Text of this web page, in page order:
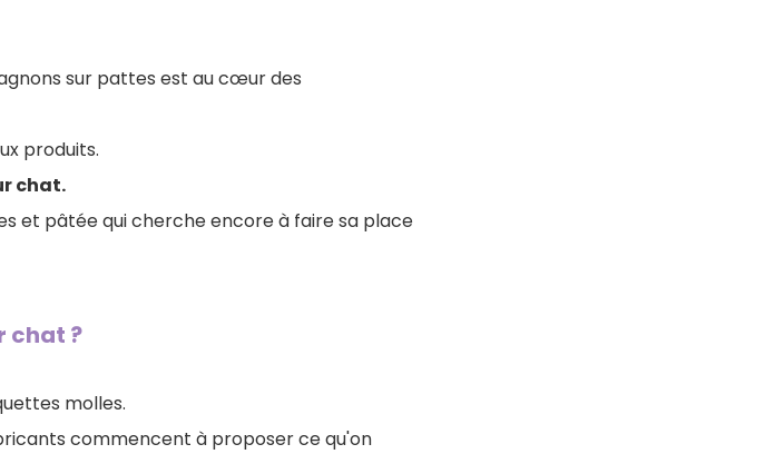
sur pattes est au cœur des
produits.
chat.
et pâtée qui cherche encore à faire sa place
chat ?
molles.
commencent à proposer ce qu'on